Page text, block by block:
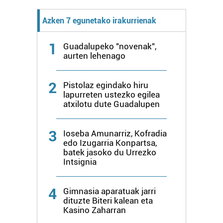
Azken 7 egunetako irakurrienak
1
Guadalupeko "novenak",
aurten lehenago
2
Pistolaz egindako hiru
lapurreten ustezko egilea
atxilotu dute Guadalupen
3
Ioseba Amunarriz, Kofradia
edo Izugarria Konpartsa,
batek jasoko du Urrezko
Intsignia
4
Gimnasia aparatuak jarri
dituzte Biteri kalean eta
Kasino Zaharran